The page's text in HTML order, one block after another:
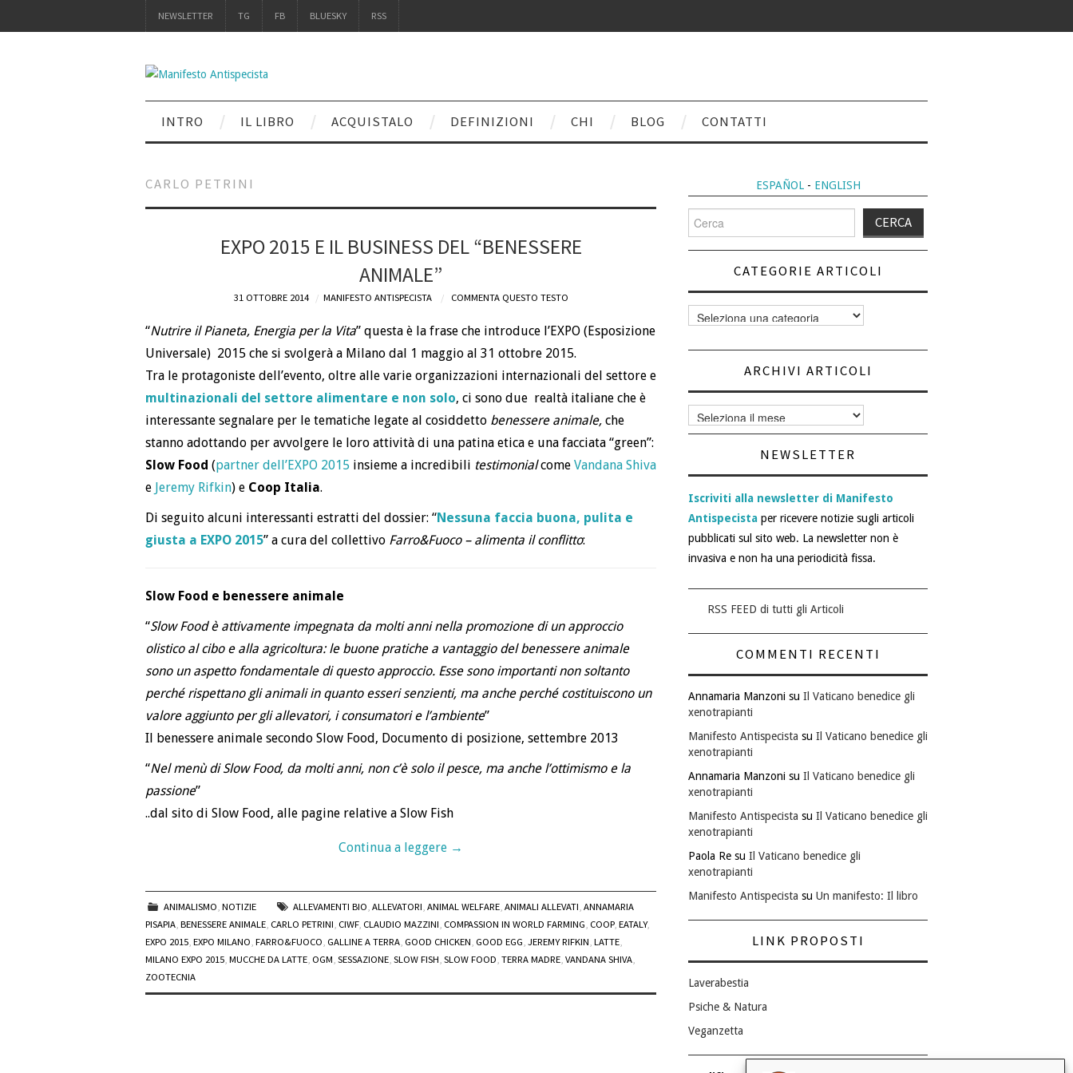
NEWSLETTER TG FB BLUESKY RSS
INTRO IL LIBRO ACQUISTALO DEFINIZIONI CHI BLOG CONTATTI
CARLO PETRINI
EXPO 2015 E IL BUSINESS DEL “BENESSERE
ANIMALE”
31 OTTOBRE 2014 MANIFESTO ANTISPECISTA COMMENTA QUESTO TESTO
“Nutrire il Pianeta, Energia per la Vita” questa è la frase che introduce l’EXPO (Esposizione
Universale) 2015 che si svolgerà a Milano dal 1 maggio al 31 ottobre 2015.
Tra le protagoniste dell’evento, oltre alle varie organizzazioni internazionali del settore e
multinazionali del settore alimentare e non solo, ci sono due realtà italiane che è
interessante segnalare per le tematiche legate al cosiddetto benessere animale, che
stanno adottando per avvolgere le loro attività di una patina etica e una facciata “green”:
Slow Food (partner dell’EXPO 2015 insieme a incredibili testimonialcome Vandana Shiva
e Jeremy Rifkin) e Coop Italia.
Di seguito alcuni interessanti estratti del dossier: “Nessuna faccia buona, pulita e
giusta a EXPO 2015” a cura del collettivo Farro&Fuoco – alimenta il conflitto:
Slow Food e benessere animale
“Slow Food è attivamente impegnata da molti anni nella promozione di un approccio
olistico al cibo e alla agricoltura: le buone pratiche a vantaggio del benessere animale
sono un aspetto fondamentale di questo approccio. Esse sono importanti non soltanto
perché rispettano gli animali in quanto esseri senzienti, ma anche perché costituiscono un
valore aggiunto per gli allevatori, i consumatori e l’ambiente”
Il benessere animale secondo Slow Food, Documento di posizione, settembre 2013
“Nel menù di Slow Food, da molti anni, non c’è solo il pesce, ma anche l’ottimismo e la
passione”
..dal sito di Slow Food, alle pagine relative a Slow Fish
Continua a leggere →
ANIMALISMO,NOTIZIE ALLEVAMENTI BIO,ALLEVATORI,ANIMAL WELFARE,ANIMALI ALLEVATI,ANNAMARIA
PISAPIA, BENESSERE ANIMALE, CARLO PETRINI, CIWF, CLAUDIO MAZZINI, COMPASSION IN WORLD FARMING, COOP, EATALY,
EXPO 2015, EXPO MILANO, FARRO&FUOCO, GALLINE A TERRA, GOOD CHICKEN, GOOD EGG, JEREMY RIFKIN, LATTE,
MILANO EXPO 2015, MUCCHE DA LATTE, OGM, SESSAZIONE, SLOW FISH, SLOW FOOD, TERRA MADRE, VANDANA SHIVA,
ZOOTECNIA
ESPAÑOL- ENGLISH
per:
CATEGORIE ARTICOLI
Categorie
articoli
ARCHIVI ARTICOLI
Archivi
articoli
NEWSLETTER
Iscriviti alla newsletter di Manifesto
Antispecista per ricevere notizie sugli articoli
pubblicati sul sito web. La newsletter non è
invasiva e non ha una periodicità fissa.
RSS FEED di tutti gli Articoli
COMMENTI RECENTI
Annamaria Manzoni su Il Vaticano benedice gli
xenotrapianti
Manifesto Antispecista su Il Vaticano benedice gli
xenotrapianti
Annamaria Manzoni su Il Vaticano benedice gli
xenotrapianti
Manifesto Antispecista su Il Vaticano benedice gli
xenotrapianti
Paola Re su Il Vaticano benedice gli
xenotrapianti
Manifesto Antispecista su Un manifesto: Il libro
LINK PROPOSTI
Laverabestia
Psiche & Natura
Veganzetta